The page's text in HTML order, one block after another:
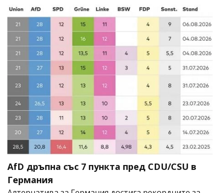
AfD дръпна със 7 пункта пред CDU/CSU в
Германия